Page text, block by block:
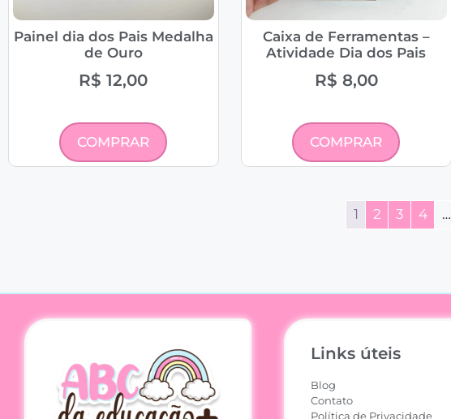
Painel dia dos Pais Medalha
de Ouro
R$ 12,00
COMPRAR
Caixa de Ferramentas –
Atividade Dia dos Pais
R$ 8,00
COMPRAR
1 2 3 4 …
Links úteis
Blog
Contato
Política de Privacidade